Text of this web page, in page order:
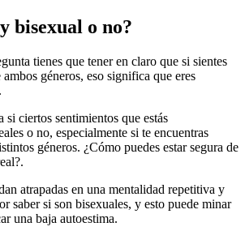
bisexual o no?
tienes que tener en claro que si sientes
géneros, eso significa que eres
si ciertos sentimientos que estás
o no, especialmente si te encuentras
géneros. ¿Cómo puedes estar segura de
atrapadas en una mentalidad repetitiva y
saber si son bisexuales, y esto puede minar
una baja autoestima.